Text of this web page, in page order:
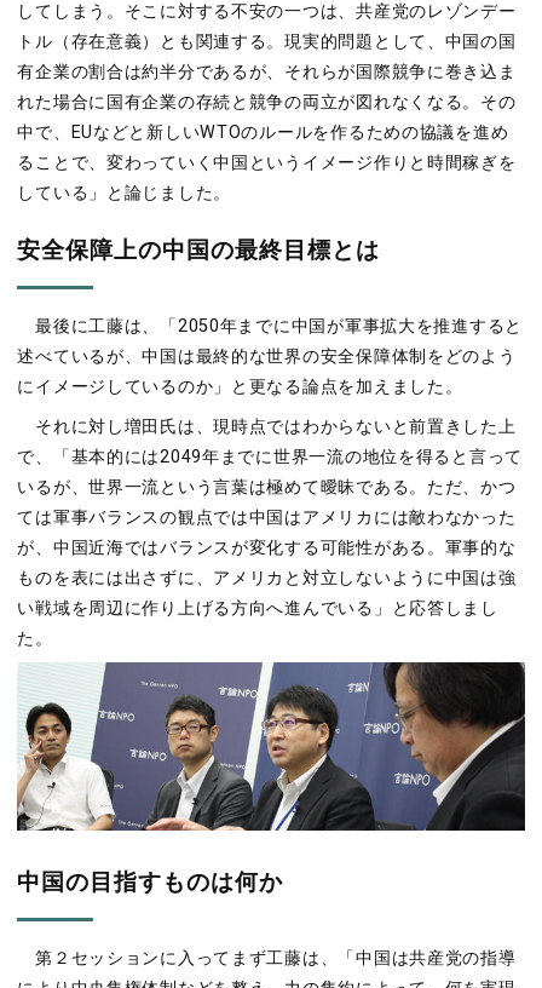
してしまう。そこに対する不安の一つは、共産党のレゾンデー
トル（存在意義）とも関連する。現実的問題として、中国の国
有企業の割合は約半分であるが、それらが国際競争に巻き込ま
れた場合に国有企業の存続と競争の両立が図れなくなる。その
中で、EUなどと新しいWTOのルールを作るための協議を進め
ることで、変わっていく中国というイメージ作りと時間稼ぎを
している」と論じました。
安全保障上の中国の最終目標とは
最後に工藤は、「2050年までに中国が軍事拡大を推進すると
述べているが、中国は最終的な世界の安全保障体制をどのよう
にイメージしているのか」と更なる論点を加えました。
それに対し増田氏は、現時点ではわからないと前置きした上
で、「基本的には2049年までに世界一流の地位を得ると言って
いるが、世界一流という言葉は極めて曖昧である。ただ、かつ
ては軍事バランスの観点では中国はアメリカには敵わなかった
が、中国近海ではバランスが変化する可能性がある。軍事的な
ものを表には出さずに、アメリカと対立しないように中国は強
い戦域を周辺に作り上げる方向へ進んでいる」と応答しまし
た。
中国の目指すものは何か
第２セッションに入ってまず工藤は、「中国は共産党の指導